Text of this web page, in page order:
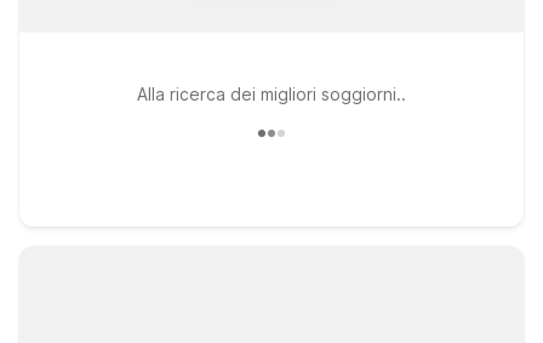
Alla ricerca dei migliori soggiorni..